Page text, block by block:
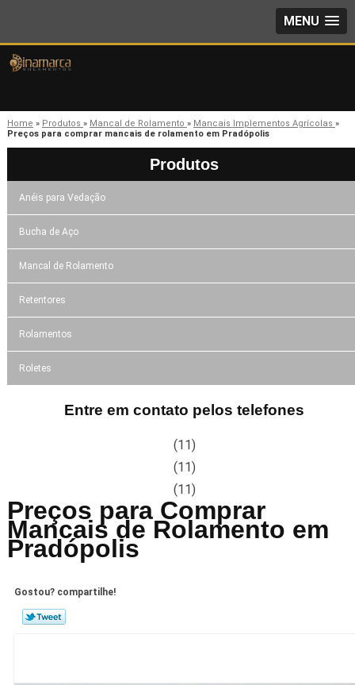
MENU
Home » Produtos » Mancal de Rolamento » Mancais Implementos Agrícolas »
Preços para comprar mancais de rolamento em Pradópolis
Produtos
Anéis para Vedação
Bucha de Aço
Mancal de Rolamento
Retentores
Rolamentos
Roletes
Entre em contato pelos telefones
(11)
(11)
(11)
Preços para Comprar
Mancais de Rolamento em
Pradópolis
Gostou? compartilhe!